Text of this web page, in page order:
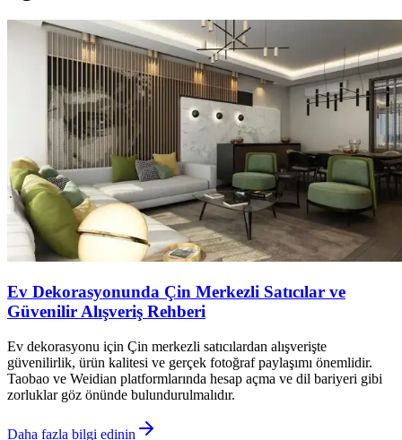
Ev Dekorasyonunda Çin Merkezli Satıcılar ve
Güvenilir Alışveriş Rehberi
Ev dekorasyonu için Çin merkezli satıcılardan alışverişte
güvenilirlik, ürün kalitesi ve gerçek fotoğraf paylaşımı önemlidir.
Taobao ve Weidian platformlarında hesap açma ve dil bariyeri gibi
zorluklar göz önünde bulundurulmalıdır.
Daha fazla bilgi edinin